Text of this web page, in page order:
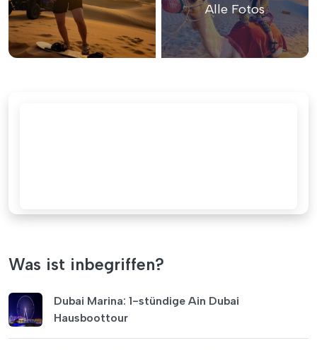
Alle Fotos
Was ist inbegriffen?
Dubai Marina: 1-stündige Ain Dubai
Hausboottour